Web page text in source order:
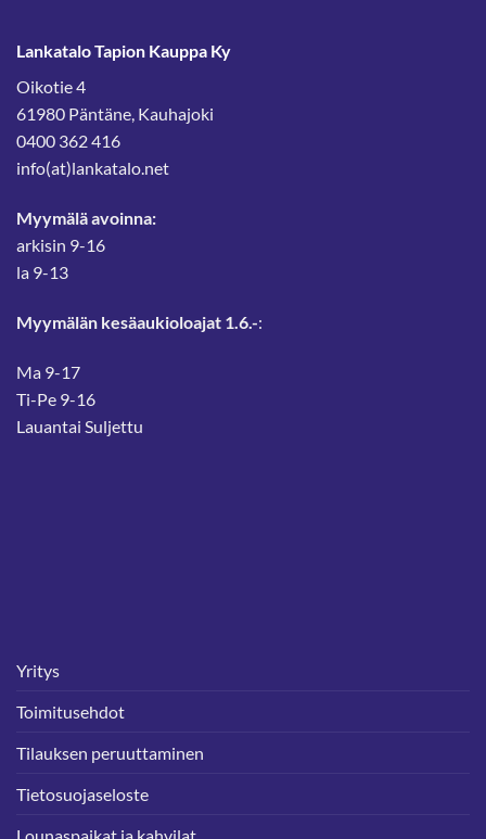
Lankatalo Tapion Kauppa Ky
Oikotie 4
61980 Päntäne, Kauhajoki
0400 362 416
info(at)lankatalo.net
Myymälä avoinna:
arkisin 9-16
la 9-13
Myymälän kesäaukioloajat 1.6.-:
Ma 9-17
Ti-Pe 9-16
Lauantai Suljettu
Yritys
Toimitusehdot
Tilauksen peruuttaminen
Tietosuojaseloste